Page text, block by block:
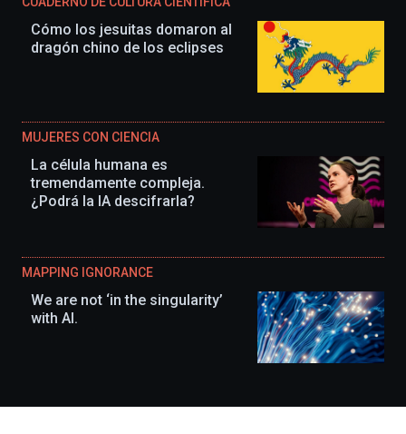
Cómo los jesuitas domaron al
dragón chino de los eclipses
MUJERES CON CIENCIA
La célula humana es
tremendamente compleja.
¿Podrá la IA descifrarla?
MAPPING IGNORANCE
We are not ‘in the singularity’
with AI.